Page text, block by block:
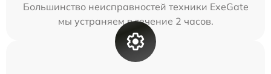
Большинство неисправностей техники ExeGate
мы устраняем в течение 2 часов.